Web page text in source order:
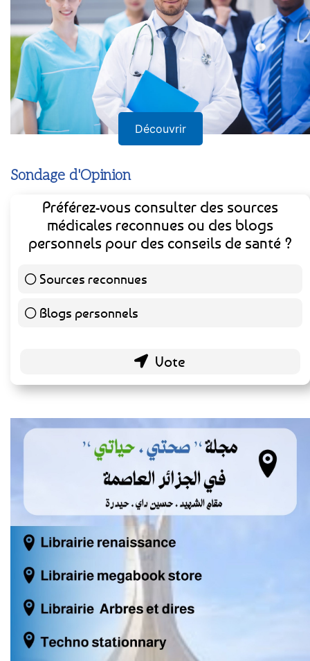
Découvrir
Sondage d'Opinion
Préférez-vous consulter des sources
médicales reconnues ou des blogs
personnels pour des conseils de santé ?
Sources reconnues
Blogs personnels